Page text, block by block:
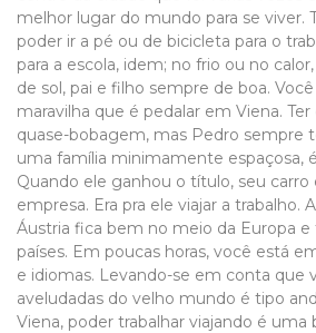
melhor lugar do mundo para se viver.
poder ir a pé ou de bicicleta para o
para a escola, idem; no frio ou no
de sol, pai e filho sempre de boa.
maravilha que é pedalar em Viena.
quase-bobagem, mas Pedro sempre
uma família minimamente espaçosa,
Quando ele ganhou o título, seu carro
empresa. Era pra ele viajar a trabalho.
Áustria fica bem no meio da Europa
países. Em poucas horas, você está
e idiomas. Levando-se em conta que
aveludadas do velho mundo é tipo
Viena, poder trabalhar viajando é uma